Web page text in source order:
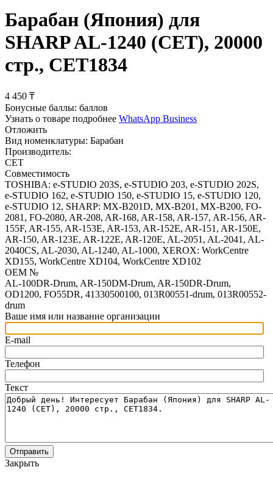
Барабан (Япония) для
SHARP AL-1240 (CET), 20000
стр., CET1834
4 450 ₸
Бонусные баллы: баллов
Узнать о товаре подробнее WhatsApp Business
Отложить
Вид номенклатуры: Барабан
Производитель:
CET
Совместимость
TOSHIBA: e-STUDIO 203S, e-STUDIO 203, e-STUDIO 202S,
e-STUDIO 162, e-STUDIO 150, e-STUDIO 15, e-STUDIO 120,
e-STUDIO 12, SHARP: MX-B201D, MX-B201, MX-B200, FO-
2081, FO-2080, AR-208, AR-168, AR-158, AR-157, AR-156, AR-
155F, AR-155, AR-153E, AR-153, AR-152E, AR-151, AR-150E,
AR-150, AR-123E, AR-122E, AR-120E, AL-2051, AL-2041, AL-
2040CS, AL-2030, AL-1240, AL-1000, XEROX: WorkCentre
XD155, WorkCentre XD104, WorkCentre XD102
OEM №
AL-100DR-Drum, AR-150DM-Drum, AR-150DR-Drum,
OD1200, FO55DR, 41330500100, 013R00551-drum, 013R00552-
drum
Ваше имя или название организации
E-mail
Телефон
Текст
Отправить
Закрыть